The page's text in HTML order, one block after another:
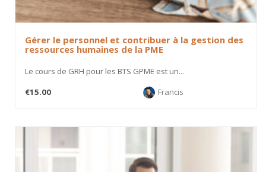
Gérer le personnel et contribuer à la gestion des
ressources humaines de la PME
Le cours de GRH pour les BTS GPME est un...
€15.00
Francis